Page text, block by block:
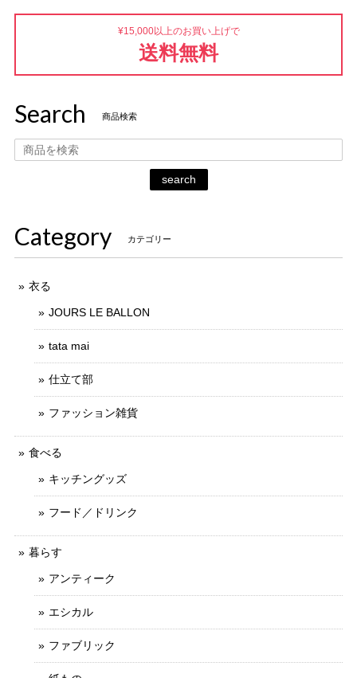
¥15,000以上のお買い上げで
送料無料
Search 商品検索
search
Category カテゴリー
衣る
JOURS LE BALLON
tata mai
仕立て部
ファッション雑貨
食べる
キッチングッズ
フード／ドリンク
暮らす
アンティーク
エシカル
ファブリック